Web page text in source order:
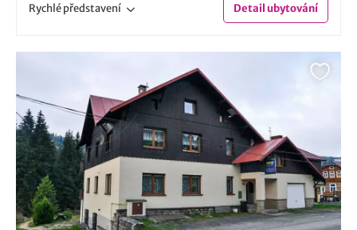
Rychlépředstavení Detailubytování